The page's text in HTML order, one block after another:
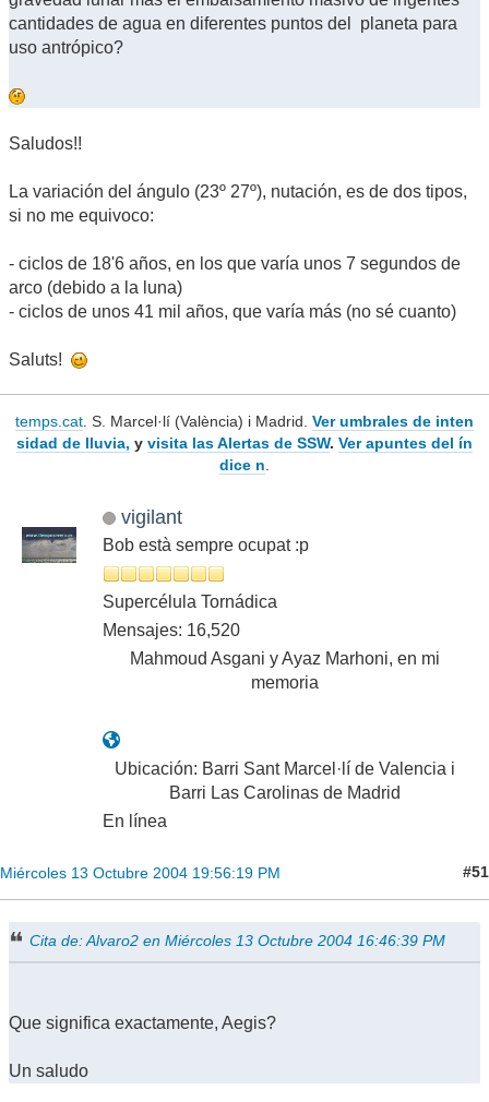
cantidades de agua en diferentes puntos del planeta para
uso antrópico?
Saludos!!
La variación del ángulo (23º 27º), nutación, es de dos tipos,
si no me equivoco:
- ciclos de 18'6 años, en los que varía unos 7 segundos de
arco (debido a la luna)
- ciclos de unos 41 mil años, que varía más (no sé cuanto)
Saluts!
temps.cat. S. Marcel·lí (València) i Madrid. Ver umbrales de inten
sidad de lluvia, y visita las Alertas de SSW. Ver apuntes del ín
dice n.
vigilant
Bob està sempre ocupat :p
Supercélula Tornádica
Mensajes: 16,520
Mahmoud Asgani y Ayaz Marhoni, en mi
memoria
Ubicación: Barri Sant Marcel·lí de Valencia i
Barri Las Carolinas de Madrid
En línea
Miércoles 13 Octubre 2004 19:56:19 PM #51
Cita de: Alvaro2 en Miércoles 13 Octubre 2004 16:46:39 PM
Que significa exactamente, Aegis?
Un saludo